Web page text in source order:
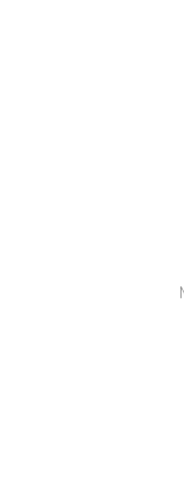
Ürün resmi
Ürün
Ürün
Ürün fiyatı diğer
Bu ürüne benzer